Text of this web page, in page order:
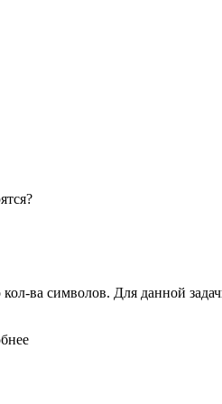
ва символов. Для данной